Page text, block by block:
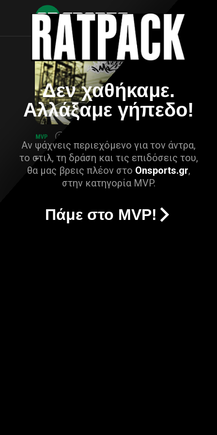
Δεν χαθήκαμε.
Αλλάξαμε γήπεδο!
Αν ψάχνεις περιεχόμενο για τον άντρα,
το στιλ, τη δράση και τις επιδόσεις του,
θα μας βρεις πλέον στο Onsports.gr,
στην κατηγορία MVP.
Πάμε στο MVP!